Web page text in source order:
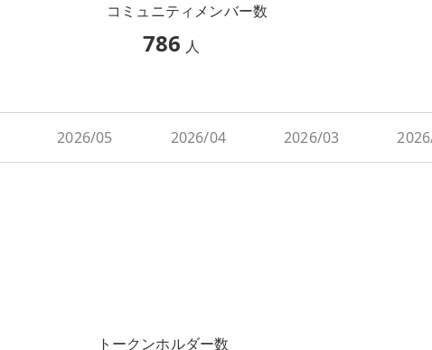
コミュニティメンバー数
786 人
2026/05 2026/04 2026/03
トークンホルダー数